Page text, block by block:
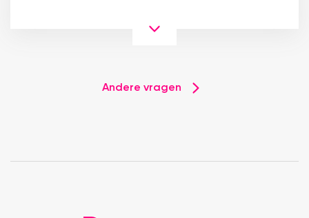
Andere vragen